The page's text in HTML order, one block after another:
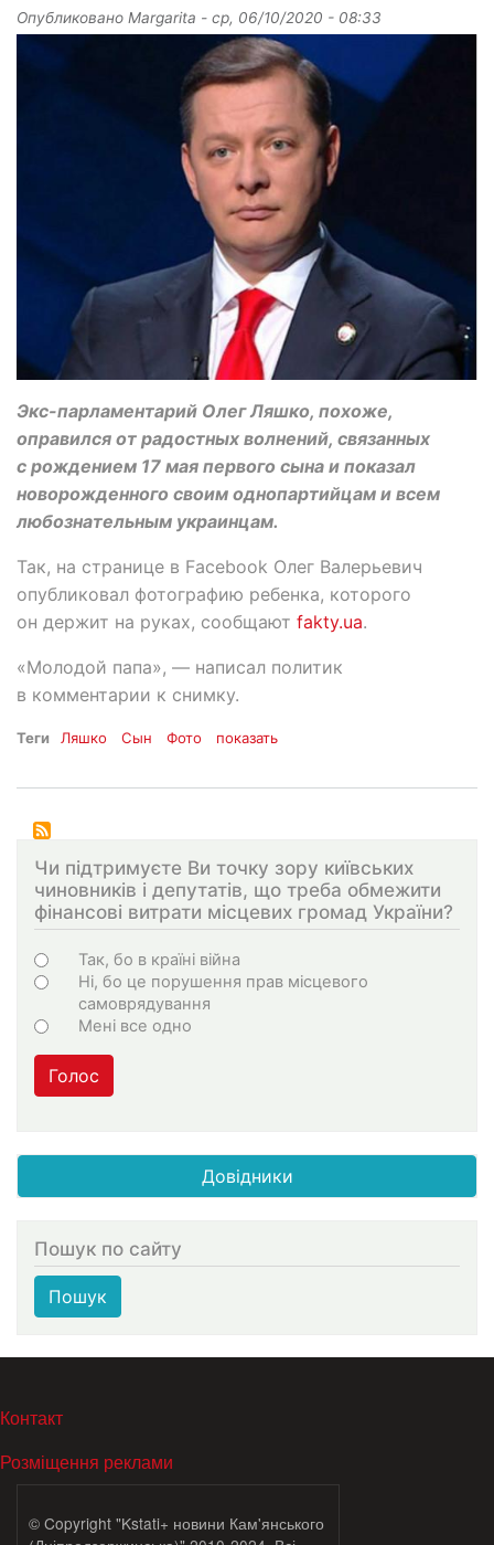
Опубликовано Margarita - ср, 06/10/2020 - 08:33
Экс-парламентарий Олег Ляшко, похоже,
оправился от радостных волнений, связанных
с рождением 17 мая первого сына и показал
новорожденного своим однопартийцам и всем
любознательным украинцам.
Так, на странице в Facebook Олег Валерьевич
опубликовал фотографию ребенка, которого
он держит на руках, сообщают fakty.ua.
«Молодой папа», — написал политик
в комментарии к снимку.
Теги Ляшко Сын Фото показать
Чи підтримуєте Ви точку зору київських
чиновників і депутатів, що треба обмежити
фінансові витрати місцевих громад України?
Choices
Так, бо в країні війна
Ні, бо це порушення прав місцевого
самоврядування
Мені все одно
Голос
Довідники
Пошук по сайту
Пошук
МЕНЮ В ПОДВАЛЕ
Контакт
Розміщення реклами
© Copyright "Kstati+ новини Кам'янського